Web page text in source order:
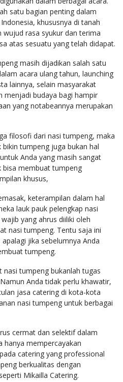
satu bagian penting dalam
khususnya di tanah
wujud rasa syukur dan terima
atas sesuatu yang telah didapat.
masih dijadikan salah satu
acara ulang tahun, launching
lainnya, selain masyarakat
menjadi budaya bagi hampir
yang notabeannya merupakan
filosofi dari nasi tumpeng, maka
tumpeng juga bukan hal
Anda yang masih sangat
bisa membuat tumpeng
khusus,
keterampilan dalam hal
lauk pauk pelengkap nasi
yang ahrus diiliki oleh
nasi tumpeng. Tentu saja ini
jika sebelumnya Anda
tumpeng.
tumpeng bukanlah tugas
Anda tidak perlu khawatir,
jasa catering di kota-kota
nasi tumpeng untuk berbagai
cermat dan selektif dalam
hanya mempercayakan
catering yang professional
berkualitas dengan
Mikailla Catering.